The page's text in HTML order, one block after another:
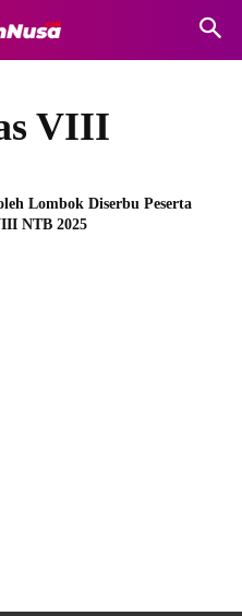
VIII
Lombok Diserbu Peserta
NTB 2025